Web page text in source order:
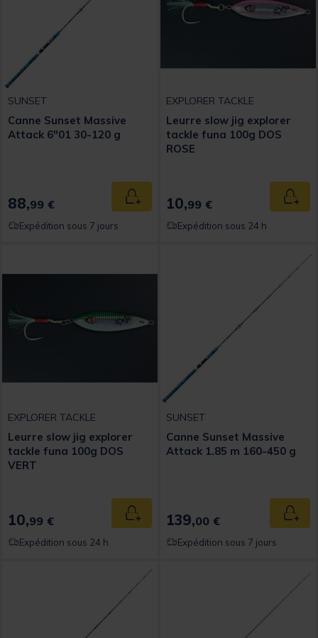
SUNSET
Canne Sunset Massive
Attack 6"01 30-120 g
88,99 € Ajouter au panier
Expédition sous 7 jours
EXPLORER TACKLE
Leurre slow jig explorer
tackle funa 100g DOS
ROSE
10,99 €
Expédition sous 24 h
EXPLORER TACKLE
Leurre slow jig explorer
tackle funa 100g DOS
VERT
10,99 € Ajouter au panier
Expédition sous 24 h
SUNSET
Canne Sunset Massive
Attack 1.85 m 160-450 g
139,00 €
Expédition sous 7 jours